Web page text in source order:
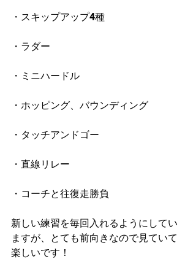
・スキップアップ4種
・ラダー
・ミニハードル
・ホッピング、バウンディング
・タッチアンドゴー
・直線リレー
・コーチと往復走勝負
新しい練習を毎回入れるようにしてい
ますが、とても前向きなので見ていて
楽しいです！